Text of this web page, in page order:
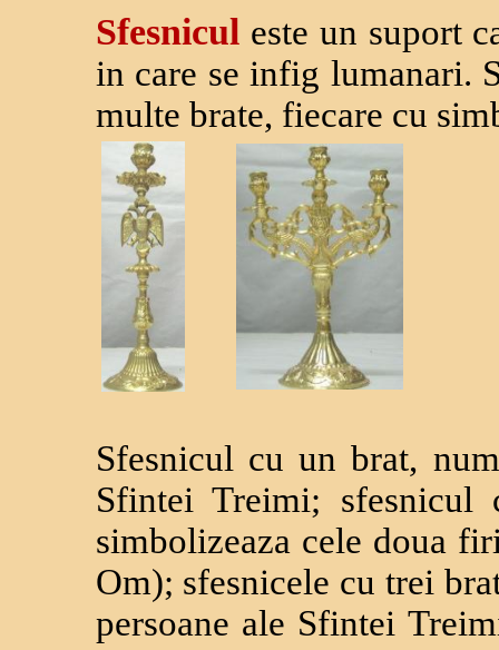
Sfesnicul este un suport
in care se infig lumanari.
multe brate, fiecare cu
Sfesnicul cu un brat,
Sfintei Treimi;
simbolizeaza cele doua
Om); sfesnicele cu trei
persoane ale Sfintei